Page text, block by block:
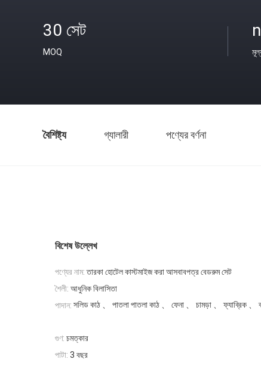
30 সেট
MOQ
বৈশিষ্ট্য গ্যালারী পণ্যের বর্ণনা
বিশেষ উল্লেখ
পণ্যের নাম: তারকা হোটেল কাস্টমাইজ করা আসবাবপত্র বেডরুম সেট
শৈলী: আধুনিক বিলাসিতা
পাদান: সলিড কাঠ 、 পাতলা পাতলা কাঠ 、 ফেনা 、 চামড়া 、 ফ্যাব্রিক 、
গুণ: চমত্কার
পাটা: 3 বছর